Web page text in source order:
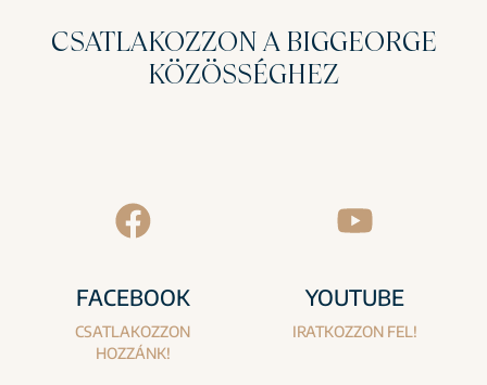
CSATLAKOZZON A BIGGEORGE
KÖZÖSSÉGHEZ
FACEBOOK
CSATLAKOZZON
HOZZÁNK!
YOUTUBE
IRATKOZZON FEL!